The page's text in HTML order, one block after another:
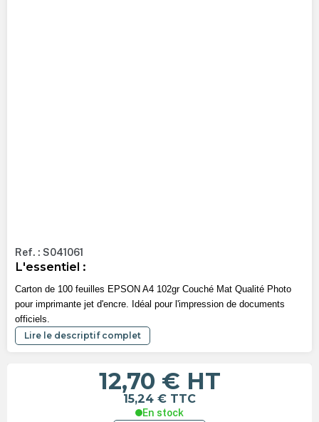
Ref. : S041061
L'essentiel :
Carton de 100 feuilles EPSON A4 102gr Couché Mat Qualité Photo
pour imprimante jet d'encre. Idéal pour l'impression de documents
officiels.
Lire le descriptif complet
12,70 € HT
15,24 € TTC
En stock